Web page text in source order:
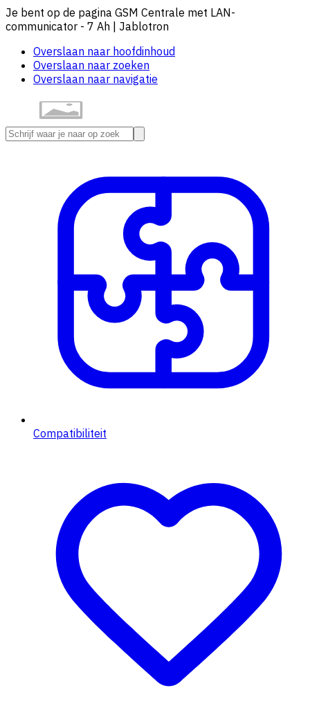
Je bent op de pagina GSM Centrale met LAN-
communicator - 7 Ah | Jablotron
Overslaan naar hoofdinhoud
Overslaan naar zoeken
Overslaan naar navigatie
Compatibiliteit